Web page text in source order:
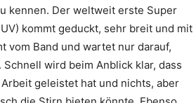
kennen. Der weltweit erste Super
kommt geduckt, sehr breit und mit
vom Band und wartet nur darauf,
wird beim Anblick klar, dass
geleistet hat und nichts, aber